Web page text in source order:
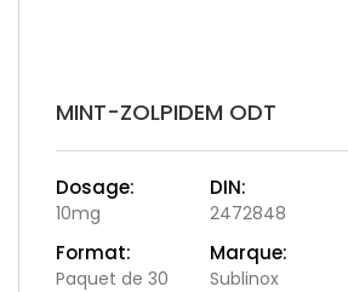
MINT-ZOLPIDEM ODT
Dosage:
10mg
DIN:
2472848
Format:
Paquet de 30
Marque:
Sublinox